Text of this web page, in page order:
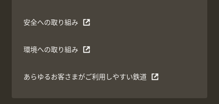
安全への取り組み
環境への取り組み
あらゆるお客さまがご利用しやすい鉄道